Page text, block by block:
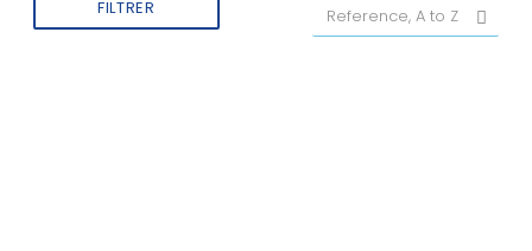
FILTRER